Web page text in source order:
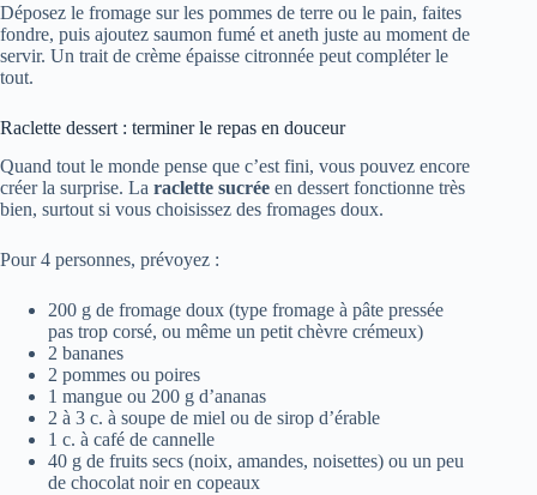
Déposez le fromage sur les pommes de terre ou le pain, faites
fondre, puis ajoutez saumon fumé et aneth juste au moment de
servir. Un trait de crème épaisse citronnée peut compléter le
tout.
Raclette dessert : terminer le repas en douceur
Quand tout le monde pense que c’est fini, vous pouvez encore
créer la surprise. La raclette sucrée en dessert fonctionne très
bien, surtout si vous choisissez des fromages doux.
Pour 4 personnes, prévoyez :
200 g de fromage doux (type fromage à pâte pressée
pas trop corsé, ou même un petit chèvre crémeux)
2 bananes
2 pommes ou poires
1 mangue ou 200 g d’ananas
2 à 3 c. à soupe de miel ou de sirop d’érable
1 c. à café de cannelle
40 g de fruits secs (noix, amandes, noisettes) ou un peu
de chocolat noir en copeaux